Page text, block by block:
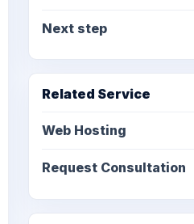
Next step
Related Service
Web Hosting
Request Consultation